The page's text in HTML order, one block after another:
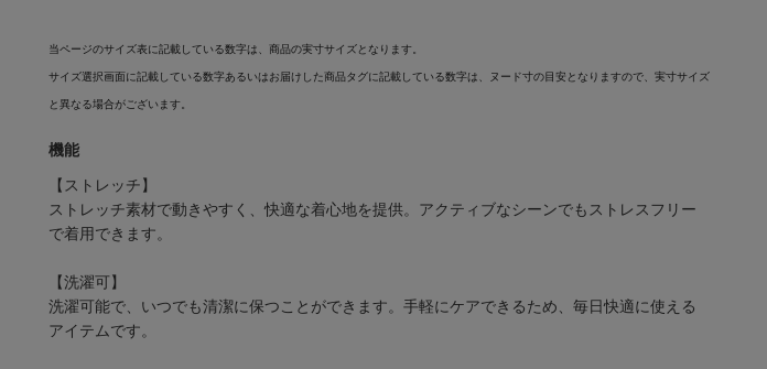
当ページのサイズ表に記載している数字は、商品の実寸サイズとなります。
サイズ選択画面に記載している数字あるいはお届けした商品タグに記載している数字は、ヌード寸の目安となりますので、実寸サイズ
と異なる場合がございます。
機能
【ストレッチ】
ストレッチ素材で動きやすく、快適な着心地を提供。アクティブなシーンでもストレスフリー
で着用できます。
【洗濯可】
洗濯可能で、いつでも清潔に保つことができます。手軽にケアできるため、毎日快適に使える
アイテムです。